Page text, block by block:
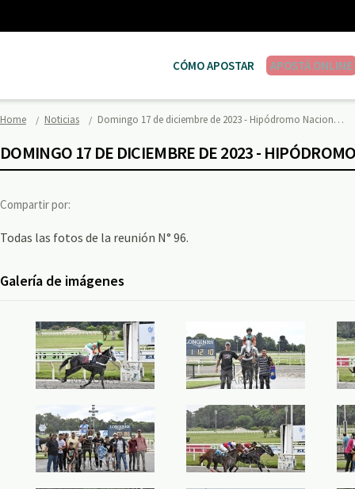
CÓMO APOSTAR APOSTÁ ONLINE
Home Noticias Domingo 17 de diciembre de 2023 - Hipódromo Nacion…
DOMINGO 17 DE DICIEMBRE DE 2023 -
Compartir por:
Todas las fotos de la reunión N° 96.
Galería de imágenes